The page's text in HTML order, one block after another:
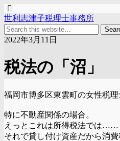
世利志津子税理士事務所
2022年3月11日
税法の「沼」
福岡市博多区東雲町の女性税理
特に不動産関係の場合。
えっとこれは所得税法では……
それで貸し付け資産だから消